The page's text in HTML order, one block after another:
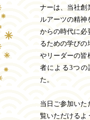
ナーは、当社創
ルアーツの精
からの時代に必
るための学びの
やリーダーの皆
者による3つの
た。
当日ご参加いた
覧いただけるよ